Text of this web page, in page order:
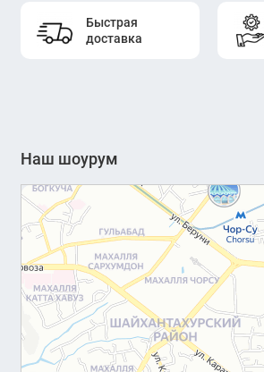
Быстрая
доставка
Наш шоурум